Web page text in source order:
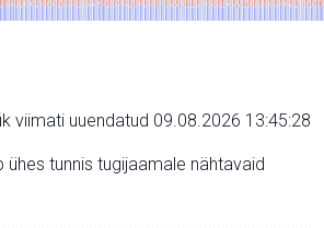
viimati uuendatud 09.08.2026 13:45:28
ühes tunnis tugijaamale nähtavaid